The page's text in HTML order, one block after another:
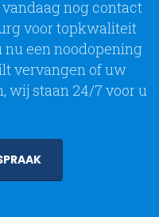
nog contact
voor topkwaliteit
een noodopening
vervangen of uw
wij staan 24/7 voor u
and Designed by P3Media